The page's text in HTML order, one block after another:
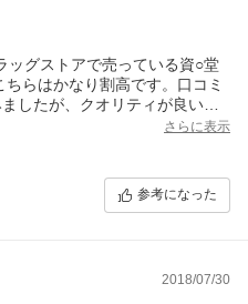
ッグストアで売っている資○堂
らはかなり割高です。口コミ
したが、クオリティが良い訳
トアで十分だと思います。
さらに表示
参考になった
2018/07/30